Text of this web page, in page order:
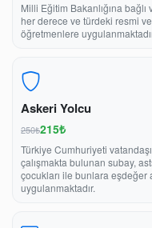
Milli Eğitim Bakanlığına
her derece ve türdeki resmi
öğretmenlere
Askeri Yolcu
250₺215₺
Türkiye Cumhuriyeti
çalışmakta bulunan subay,
çocukları ile bunlara eşdeğer
uygulanmaktadır.